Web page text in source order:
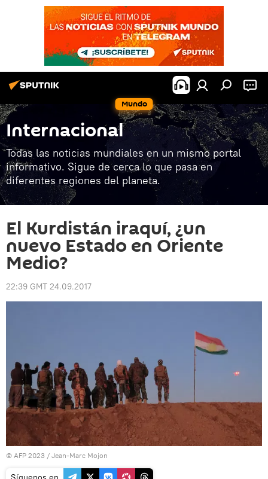
Mundo
Internacional
Todas las noticias mundiales en un mismo portal
informativo. Sigue de cerca lo que pasa en
diferentes regiones del planeta.
El Kurdistán iraquí, ¿un
nuevo Estado en Oriente
Medio?
22:39 GMT 24.09.2017
© AFP 2023 / Jean-Marc Mojon